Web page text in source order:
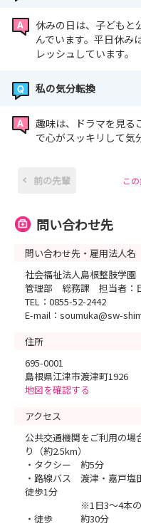
休みの日は、子どもと
んでいます。平日休み
レッシュしています。
私の気分転換
趣味は、ドラマを見る
で心がスッキリして気
前の先輩 こ
問い合わせ先
問い合わせ先・雇用法人名
社会福祉法人島根整肢学
管理部 総務課 担当者：
TEL：0855-52-2442
E-mail：soumuka@sw-
住所
695-0001
島根県江津市渡津町1926
地図を確認する
アクセス
公共交通機関をご利用の場
り（約2.5km）
・タクシー 約5分
・路線バス 渡津・嘉戸塩
徒歩1分
※1日3～4本の
・徒歩 約30分